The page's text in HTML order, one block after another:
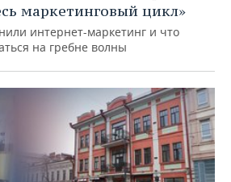
маркетинговый цикл»
интернет-маркетинг и что
на гребне волны